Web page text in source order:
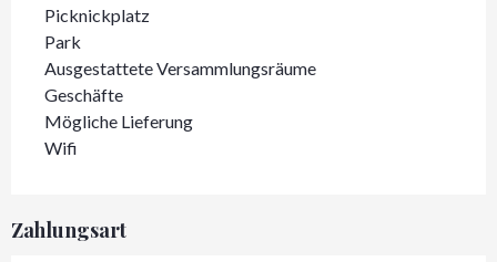
Picknickplatz
Park
Ausgestattete Versammlungsräume
Geschäfte
Mögliche Lieferung
Wifi
Zahlungsart